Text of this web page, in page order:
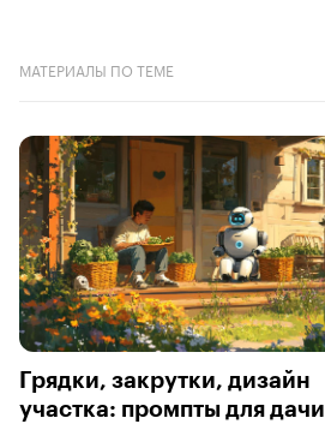
МАТЕРИАЛЫ ПО ТЕМЕ
Грядки, закрутки, дизайн
участка: промпты для дачи